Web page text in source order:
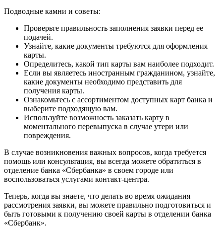
Подводные камни и советы:
Проверьте правильность заполнения заявки перед ее
подачей.
Узнайте, какие документы требуются для оформления
карты.
Определитесь, какой тип карты вам наиболее подходит.
Если вы являетесь иностранным гражданином, узнайте,
какие документы необходимо представить для
получения карты.
Ознакомьтесь с ассортиментом доступных карт банка и
выберите подходящую вам.
Используйте возможность заказать карту в
моментального перевыпуска в случае утери или
повреждения.
В случае возникновения важных вопросов, когда требуется
помощь или консультация, вы всегда можете обратиться в
отделение банка «Сбербанка» в своем городе или
воспользоваться услугами контакт-центра.
Теперь, когда вы знаете, что делать во время ожидания
рассмотрения заявки, вы можете правильно подготовиться и
быть готовыми к получению своей карты в отделении банка
«Сбербанк».